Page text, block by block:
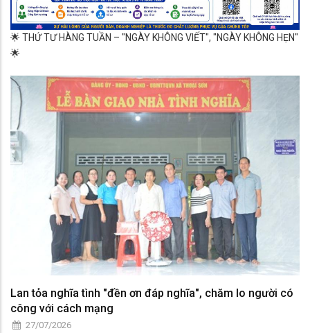
🌟 THỨ TƯ HÀNG TUẦN – "NGÀY KHÔNG VIẾT", "NGÀY KHÔNG HẸN"
🌟
Lan tỏa nghĩa tình "đền ơn đáp nghĩa", chăm lo người có
công với cách mạng
27/07/2026